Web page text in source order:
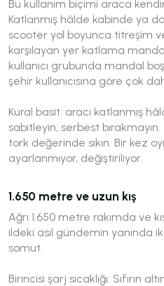
Bu kullanım biçimi araca
Katlanmış hâlde kabinde ya
scooter yol boyunca titreşim
karşılayan yer katlama
kullanıcı grubunda mandal
şehir kullanıcısına göre çok
Kural basit: aracı katlanmış
sabitleyin, serbest
tork değerinde sıkın. Bir kez
ayarlanmıyor, değiştiriliyor.
1.650 metre ve uzun kış
Ağrı 1.650 metre rakımda ve
ildeki asıl gündemin yanında
somut.
Birincisi şarj sıcaklığı. Sıfırın